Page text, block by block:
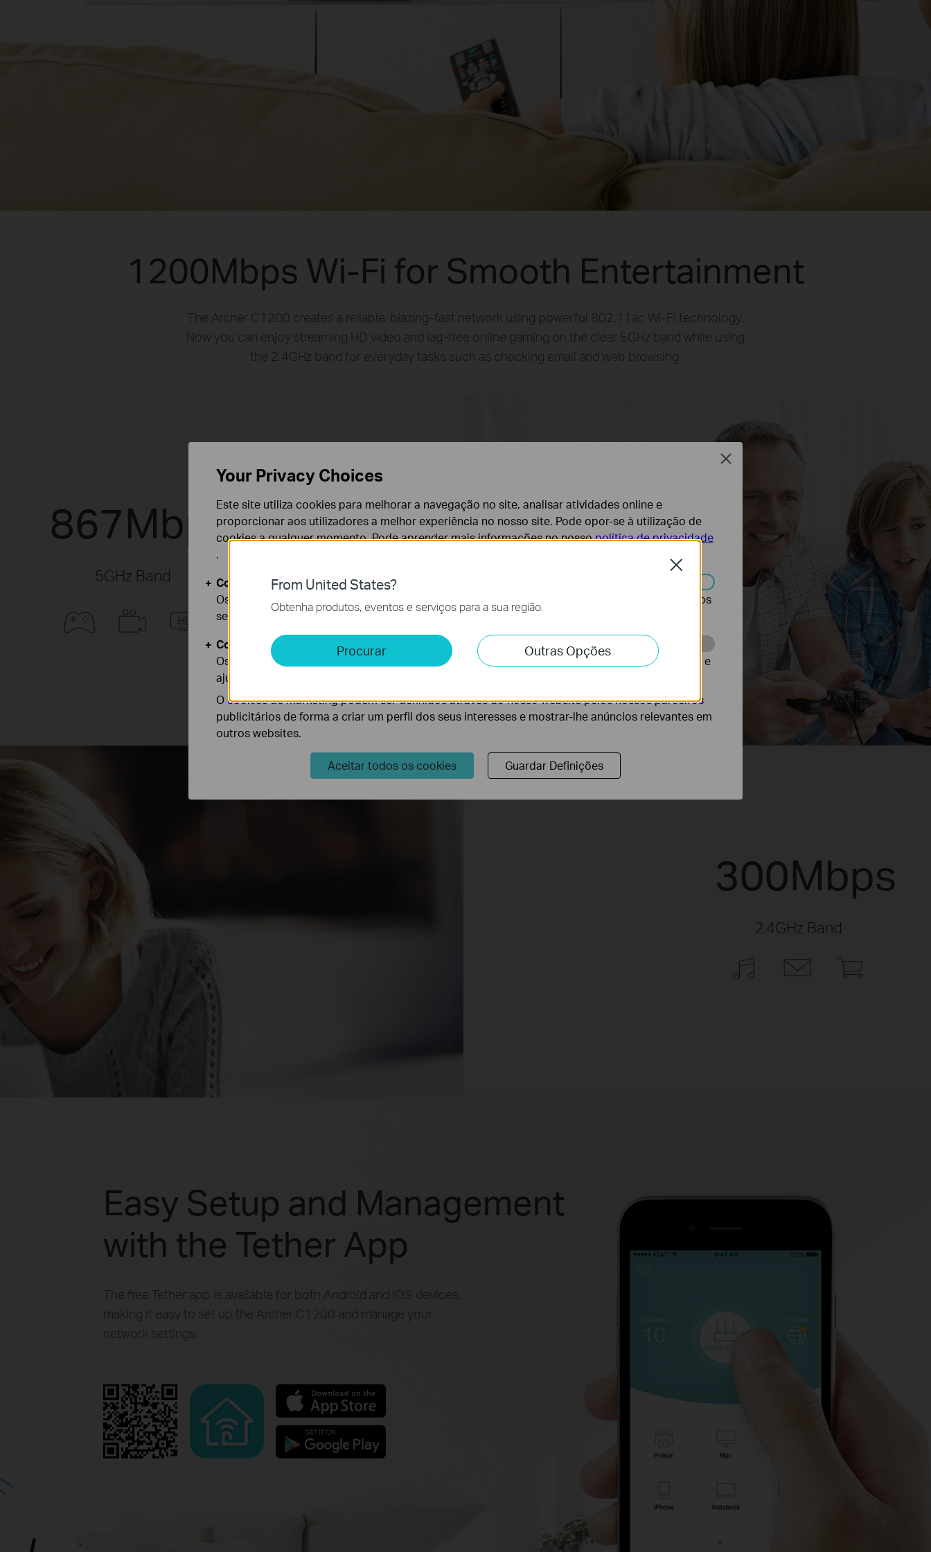
1200Mbps Wi-Fi for Smooth Entertainment
The Archer C1200 creates a reliable, blazing-fast network using powerful 802.11ac Wi-Fi technology.
Now you can enjoy streaming HD video and lag-free online gaming on the clear 5GHz band while using
the 2.4GHz band for everyday tasks such as checking email and web browsing.
867Mbps
5GHz Band
300Mbps
2.4GHz Band
Easy Setup and Management
with the Tether App
The free Tether app is available for both Android and iOS devices,
making it easy to set up the Archer C1200 and manage your
network settings.
From United States?
Obtenha produtos, eventos e serviços para a sua região.
Procurar Outras Opções
Close
Your Privacy Choices
Este site utiliza cookies para melhorar a navegação no site, analisar atividades online e
proporcionar aos utilizadores a melhor experiência no nosso site. Pode opor-se à utilização de
cookies a qualquer momento. Pode aprender mais informações no nossopolítica de privacidade
.
Cookies Básicos
Os cookies são necessários para o funcionamento do website e não podem ser desativados nos
seus sistemas.
Cookies de Análise e Marketing
Os cookies de analise permite-nos analisar as suas atividades no nosso website para melhorar e
ajustar a funcionalidade do nosso website.
O cookies de marketing podem ser definidos através do nosso website pelos nossos parceiros
publicitários de forma a criar um perfil dos seus interesses e mostrar-lhe anúncios relevantes em
outros websites.
Aceitar todos os cookies Guardar Definições
Close